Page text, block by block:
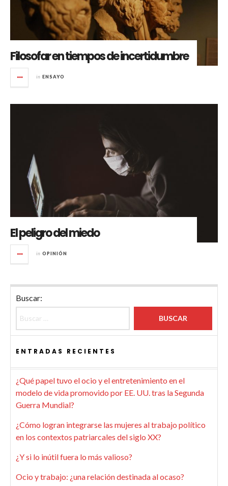
Filosofar en tiempos de incertidumbre
in ENSAYO
El peligro del miedo
in OPINIÓN
Buscar:
ENTRADAS RECIENTES
¿Qué papel tuvo el ocio y el entretenimiento en el
modelo de vida promovido por EE. UU. tras la Segunda
Guerra Mundial?
¿Cómo logran integrarse las mujeres al trabajo político
en los contextos patriarcales del siglo XX?
¿Y si lo inútil fuera lo más valioso?
Ocio y trabajo: ¿una relación destinada al ocaso?